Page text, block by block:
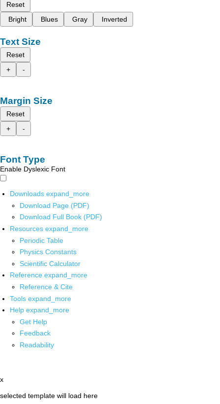
Reset
Bright
Blues Gray Inverted
Text Size
Reset
+
-
Margin Size
Reset
+
-
Font Type
Enable Dyslexic Font
Downloads expand_more
Download Page (PDF)
Download Full Book (PDF)
Resources expand_more
Periodic Table
Physics Constants
Scientific Calculator
Reference expand_more
Reference & Cite
Tools expand_more
Help expand_more
Get Help
Feedback
Readability
x
selected template will load here